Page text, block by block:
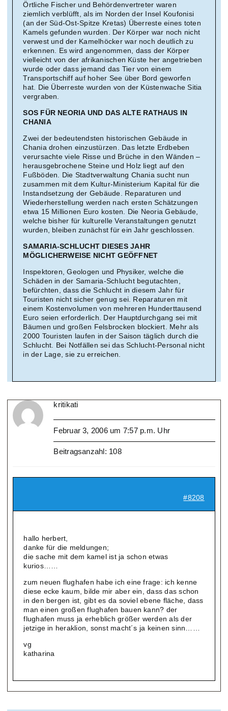
Örtliche Fischer und Behördenvertreter waren
ziemlich verblüfft, als im Norden der Insel Koufonisi
(an der Süd-Ost-Spitze Kretas) Überreste eines toten
Kamels gefunden wurden. Der Körper war noch nicht
verwest und der Kamelhöcker war noch deutlich zu
erkennen. Es wird angenommen, dass der Körper
vielleicht von der afrikanischen Küste her angetrieben
wurde oder dass jemand das Tier von einem
Transportschiff auf hoher See über Bord geworfen
hat. Die Überreste wurden von der Küstenwache Sitia
vergraben.
SOS FÜR NEORIA UND DAS ALTE RATHAUS IN
CHANIA
Zwei der bedeutendsten historischen Gebäude in
Chania drohen einzustürzen. Das letzte Erdbeben
verursachte viele Risse und Brüche in den Wänden –
herausgebrochene Steine und Holz liegt auf den
Fußböden. Die Stadtverwaltung Chania sucht nun
zusammen mit dem Kultur-Ministerium Kapital für die
Instandsetzung der Gebäude. Reparaturen und
Wiederherstellung werden nach ersten Schätzungen
etwa 15 Millionen Euro kosten. Die Neoria Gebäude,
welche bisher für kulturelle Veranstaltungen genutzt
wurden, bleiben zunächst für ein Jahr geschlossen.
SAMARIA-SCHLUCHT DIESES JAHR
MÖGLICHERWEISE NICHT GEÖFFNET
Inspektoren, Geologen und Physiker, welche die
Schäden in der Samaria-Schlucht begutachten,
befürchten, dass die Schlucht in diesem Jahr für
Touristen nicht sicher genug sei. Reparaturen mit
einem Kostenvolumen von mehreren Hunderttausend
Euro seien erforderlich. Der Hauptdurchgang sei mit
Bäumen und großen Felsbrocken blockiert. Mehr als
2000 Touristen laufen in der Saison täglich durch die
Schlucht. Bei Notfällen sei das Schlucht-Personal nicht
in der Lage, sie zu erreichen.
kritikati
Februar 3, 2006 um 7:57 p.m. Uhr
Beitragsanzahl: 108
#8208
hallo herbert,
danke für die meldungen;
die sache mit dem kamel ist ja schon etwas
kurios……
zum neuen flughafen habe ich eine frage: ich kenne
diese ecke kaum, bilde mir aber ein, dass das schon
in den bergen ist, gibt es da soviel ebene fläche, dass
man einen großen flughafen bauen kann? der
flughafen muss ja erheblich größer werden als der
jetzige in heraklion, sonst macht´s ja keinen sinn……
vg
katharina